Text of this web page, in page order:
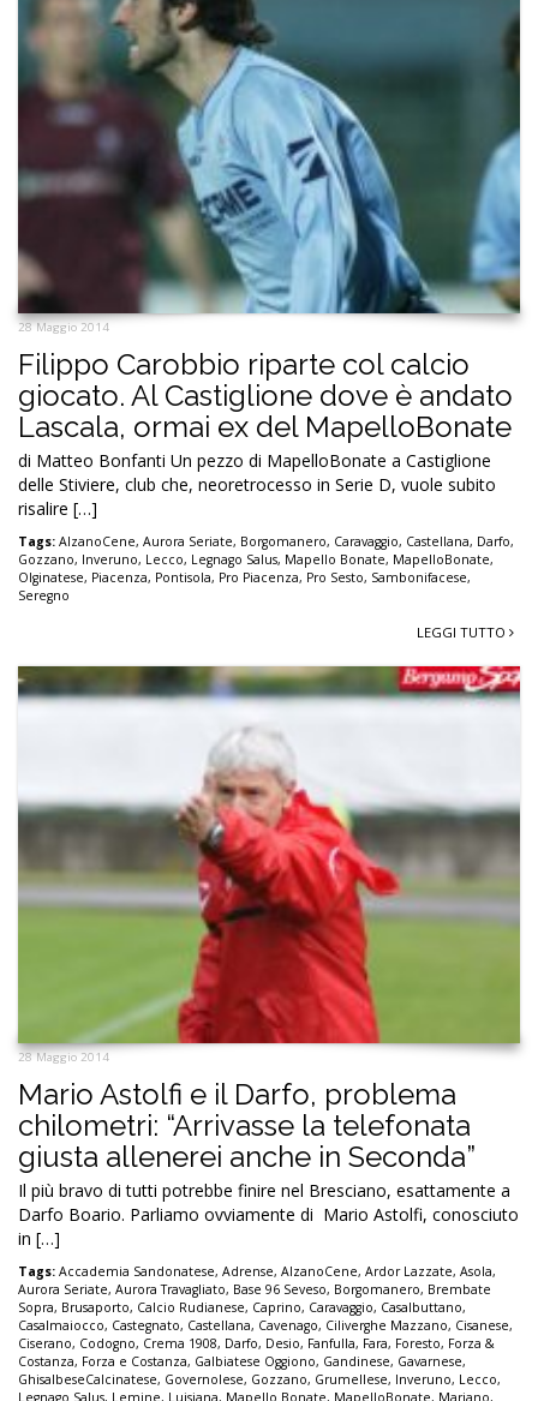
28 Maggio 2014
Filippo Carobbio riparte col calcio
giocato. Al Castiglione dove è andato
Lascala, ormai ex del MapelloBonate
di Matteo Bonfanti Un pezzo di MapelloBonate a Castiglione
delle Stiviere, club che, neoretrocesso in Serie D, vuole subito
risalire […]
Tags: AlzanoCene, Aurora Seriate, Borgomanero, Caravaggio, Castellana, Darfo,
Gozzano, Inveruno, Lecco, Legnago Salus, Mapello Bonate, MapelloBonate,
Olginatese, Piacenza, Pontisola, Pro Piacenza, Pro Sesto, Sambonifacese,
Seregno
LEGGI TUTTO
28 Maggio 2014
Mario Astolfi e il Darfo, problema
chilometri: “Arrivasse la telefonata
giusta allenerei anche in Seconda”
Il più bravo di tutti potrebbe finire nel Bresciano, esattamente a
Darfo Boario. Parliamo ovviamente di Mario Astolfi, conosciuto
in […]
Tags: Accademia Sandonatese, Adrense, AlzanoCene, Ardor Lazzate, Asola,
Aurora Seriate, Aurora Travagliato, Base 96 Seveso, Borgomanero, Brembate
Sopra, Brusaporto, Calcio Rudianese, Caprino, Caravaggio, Casalbuttano,
Casalmaiocco, Castegnato, Castellana, Cavenago, Ciliverghe Mazzano, Cisanese,
Ciserano, Codogno, Crema 1908, Darfo, Desio, Fanfulla, Fara, Foresto, Forza &
Costanza, Forza e Costanza, Galbiatese Oggiono, Gandinese, Gavarnese,
GhisalbeseCalcinatese, Governolese, Gozzano, Grumellese, Inveruno, Lecco,
Legnago Salus, Lemine, Luisiana, Mapello Bonate, MapelloBonate, Mariano,